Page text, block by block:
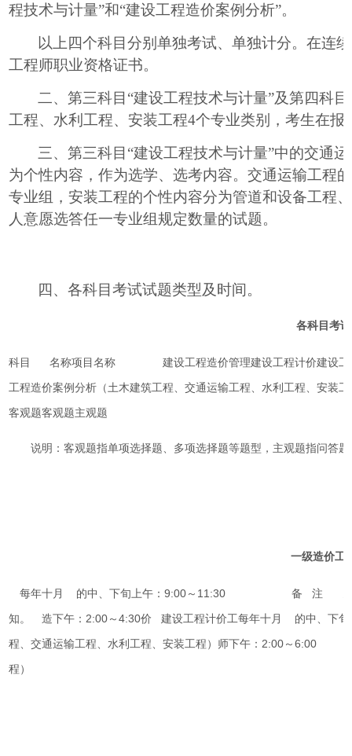
程技术与计量”和“建设工程造价案例分析”。
以上四个科目分别单独考试、单独计分。在连
工程师职业资格证书。
二、第三科目“建设工程技术与计量”及第四科
工程、水利工程、安装工程4个专业类别，考生在报
三、第三科目“建设工程技术与计量”中的交通
为个性内容，作为选学、选考内容。交通运输工程
专业组，安装工程的个性内容分为管道和设备工程
人意愿选答任一专业组规定数量的试题。
四、各科目考试试题类型及时间。
各科目考
科目 名称项目名称 建设工程造价管理建设工程计价建设工程技
工程造价案例分析（土木建筑工程、交通运输工程、水利工程、安装
客观题客观题主观题
说明：客观题指单项选择题、多项选择题等题型，主观题指问答
一级造价工
每年十月 的中、下旬上午：9:00～11:30 备 注 建设工程
知。 造下午：2:00～4:30价 建设工程计价工每年十月 的中
程、交通运输工程、水利工程、安装工程）师下午：2:00～6:00
程）